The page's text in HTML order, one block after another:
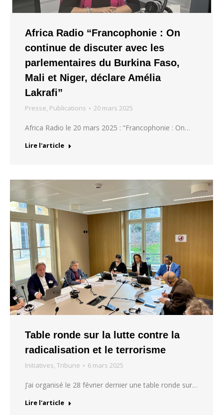
Africa Radio “Francophonie : On
continue de discuter avec les
parlementaires du Burkina Faso,
Mali et Niger, déclare Amélia
Lakrafi”
Presse, Publications 20 mars 2025
Africa Radio le 20 mars 2025 : “Francophonie : On…
Lire l'article
Table ronde sur la lutte contre la
radicalisation et le terrorisme
Initiatives, Tribune 6 mars 2025
J’ai organisé le 28 février dernier une table ronde sur…
Lire l'article